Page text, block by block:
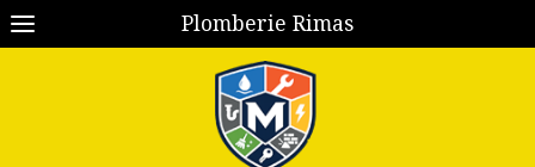
Plomberie Rimas